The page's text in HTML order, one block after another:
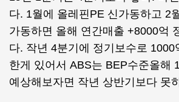
다. 1월에 올레핀PE 신가동하고 2
가동하면 올해 연간매출 +8000억
다. 작년 4분기에 정기보수로 1000
한게 있어서 ABS는 BEP수준올해
예상해보자면 작년 상반기보다 못